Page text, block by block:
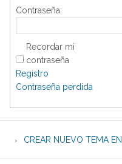
Contraseña:
Recordar mi
contraseña
Registro
Contraseña perdida
CREAR NUEVO TEMA